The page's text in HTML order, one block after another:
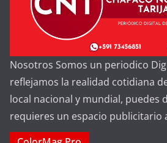
Nosotros Somos un periodico
reflejamos la realidad cotidiana
local nacional y mundial, puedes
requieres un espacio publicitario